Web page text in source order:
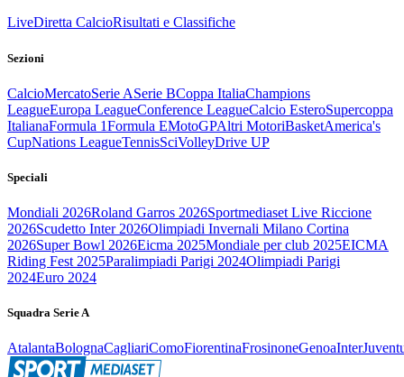
LiveDiretta CalcioRisultati e Classifiche
Sezioni
CalcioMercatoSerie ASerie BCoppa ItaliaChampions
LeagueEuropa LeagueConference LeagueCalcio EsteroSupercoppa
ItalianaFormula 1Formula EMotoGPAltri MotoriBasketAmerica's
CupNations LeagueTennisSciVolleyDrive UP
Speciali
Mondiali 2026Roland Garros 2026Sportmediaset Live Riccione
2026Scudetto Inter 2026Olimpiadi Invernali Milano Cortina
2026Super Bowl 2026Eicma 2025Mondiale per club 2025EICMA
Riding Fest 2025Paralimpiadi Parigi 2024Olimpiadi Parigi
2024Euro 2024
Squadra Serie A
AtalantaBolognaCagliariComoFiorentinaFrosinoneGenoaInter